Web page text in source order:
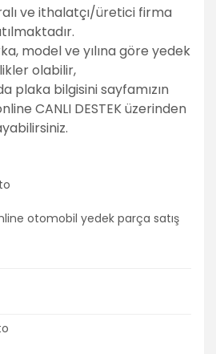
ve ithalatçı/üretici firma
model ve yılına göre yedek
olabilir,
plaka bilgisini sayfamızın
CANLI DESTEK üzerinden